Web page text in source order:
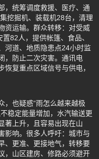
，统筹调度救援、医疗、通
挖掘机、装载机28台，清理
资运输。群众转移：对受威
82人，提供帐篷、食品、
河道、地质隐患点24小时监
，防止二次灾害。通讯电
复重点区域信号与供电，
，也疑惑“雨怎么越来越极
稳定能量增加，水汽输送更
著上升，且容易出现在山
影响。很多人呼吁：城市与
、更准、更接地气，转移要
，山区建房、修路必须避开